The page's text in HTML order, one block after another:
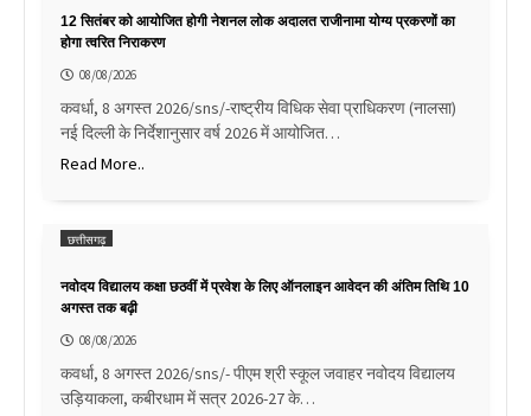
12 सितंबर को आयोजित होगी नेशनल लोक अदालत राजीनामा योग्य प्रकरणों का
होगा त्वरित निराकरण
08/08/2026
कवर्धा, 8 अगस्त 2026/sns/-राष्ट्रीय विधिक सेवा प्राधिकरण (नालसा)
नई दिल्ली के निर्देशानुसार वर्ष 2026 में आयोजित…
Read More..
छत्तीसगढ़
नवोदय विद्यालय कक्षा छठवीं में प्रवेश के लिए ऑनलाइन आवेदन की अंतिम तिथि 10
अगस्त तक बढ़ी
08/08/2026
कवर्धा, 8 अगस्त 2026/sns/- पीएम श्री स्कूल जवाहर नवोदय विद्यालय
उड़ियाकला, कबीरधाम में सत्र 2026-27 के…